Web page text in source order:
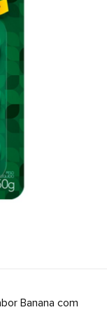
Banana com